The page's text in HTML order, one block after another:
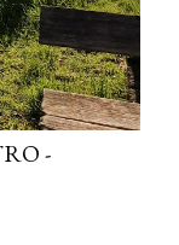
-